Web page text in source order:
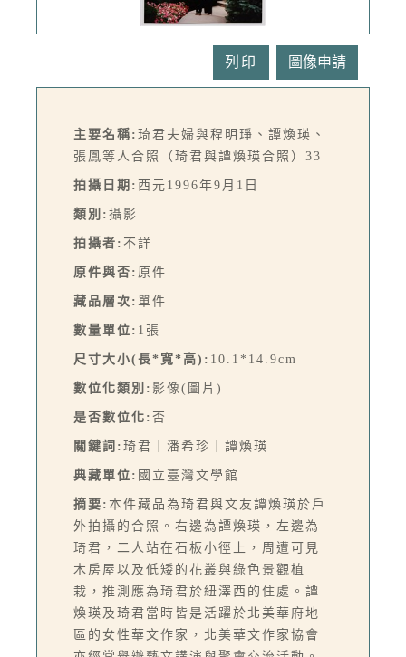
列印
主要名稱: 琦君夫婦與程明琤、譚煥瑛、
張鳳等人合照（琦君與譚煥瑛合照）33
拍攝日期: 西元1996年9月1日
類別: 攝影
拍攝者: 不詳
原件與否: 原件
藏品層次: 單件
數量單位: 1張
尺寸大小(長*寬*高): 10.1*14.9cm
數位化類別: 影像(圖片)
是否數位化: 否
關鍵詞: 琦君｜潘希珍｜譚煥瑛
典藏單位: 國立臺灣文學館
摘要: 本件藏品為琦君與文友譚煥瑛於戶
外拍攝的合照。右邊為譚煥瑛，左邊為
琦君，二人站在石板小徑上，周遭可見
木房屋以及低矮的花叢與綠色景觀植
栽，推測應為琦君於紐澤西的住處。譚
煥瑛及琦君當時皆是活躍於北美華府地
區的女性華文作家，北美華文作家協會